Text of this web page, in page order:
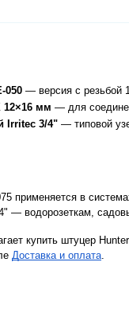
050 — версия с резьбой
12×16 мм — для
Irritec 3/4" — типовой
применяется в
— водорозеткам,
купить штуцер
Доставка и оплата